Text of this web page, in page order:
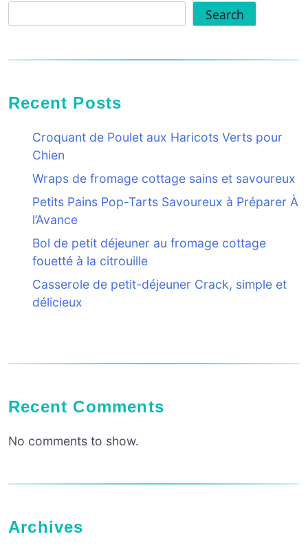
Search
Recent Posts
Croquant de Poulet aux Haricots Verts pour
Chien
Wraps de fromage cottage sains et savoureux
Petits Pains Pop-Tarts Savoureux à Préparer À
l’Avance
Bol de petit déjeuner au fromage cottage
fouetté à la citrouille
Casserole de petit-déjeuner Crack, simple et
délicieux
Recent Comments
No comments to show.
Archives